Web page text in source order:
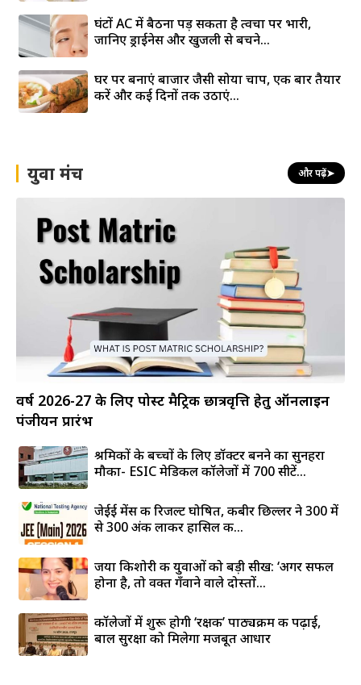
घंटों AC में बैठना पड़ सकता है त्वचा पर भारी,
जानिए ड्राईनेस और खुजली से बचने...
घर पर बनाएं बाजार जैसी सोया चाप, एक बार तैयार
करें और कई दिनों तक उठाएं...
युवा मंच और पढ़ें➤
वर्ष 2026-27 के लिए पोस्ट मैट्रिक छात्रवृत्ति हेतु ऑनलाइन
पंजीयन प्रारंभ
श्रमिकों के बच्चों के लिए डॉक्टर बनने का सुनहरा
मौका- ESIC मेडिकल कॉलेजों में 700 सीटें...
जेईई मेंस की रिजल्ट घोषित, कबीर छिल्लर ने 300 में
से 300 अंक लाकर हासिल की...
जया किशोरी की युवाओं को बड़ी सीख: ‘अगर सफल
होना है, तो वक्त गँवाने वाले दोस्तों...
कॉलेजों में शुरू होगी ‘रक्षक’ पाठ्यक्रम की पढ़ाई,
बाल सुरक्षा को मिलेगा मजबूत आधार